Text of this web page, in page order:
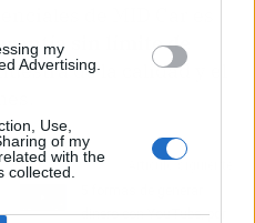
my
Advertising.
Use,
of my
with the
collected.
de MID Car es
sin límite de
de la calidad y el
Artículo siguiente
dinero con YouTube, por